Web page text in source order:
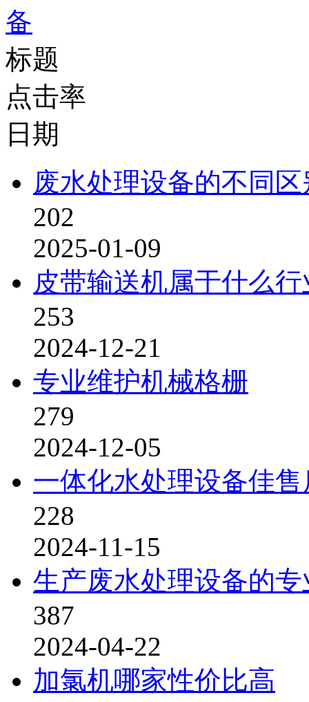
备
标题
点击率
日期
废水处理设备的不同区
202
2025-01-09
皮带输送机属于什么行
253
2024-12-21
专业维护机械格栅
279
2024-12-05
一体化水处理设备佳
228
2024-11-15
生产废水处理设备的
387
2024-04-22
加氯机哪家性价比高